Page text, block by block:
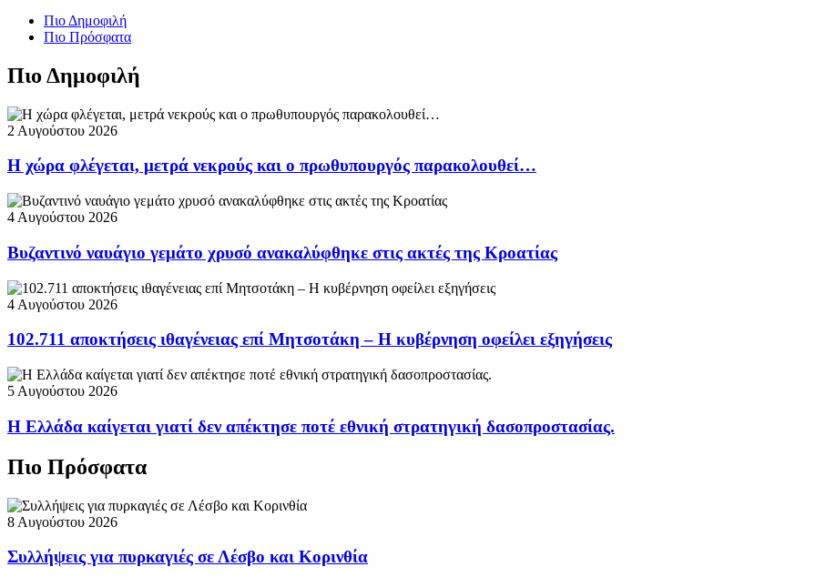
Πιο Δημοφιλή
Πιο Πρόσφατα
Πιο Δημοφιλή
2 Αυγούστου 2026
Η χώρα φλέγεται, μετρά νεκρούς και ο πρωθυπουργός παρακολουθεί…
4 Αυγούστου 2026
Βυζαντινό ναυάγιο γεμάτο χρυσό ανακαλύφθηκε στις ακτές της Κροατίας
4 Αυγούστου 2026
102.711 αποκτήσεις ιθαγένειας επί Μητσοτάκη – Η κυβέρνηση οφείλει εξηγήσεις
5 Αυγούστου 2026
Η Ελλάδα καίγεται γιατί δεν απέκτησε ποτέ εθνική στρατηγική δασοπροστασίας.
Πιο Πρόσφατα
8 Αυγούστου 2026
Συλλήψεις για πυρκαγιές σε Λέσβο και Κορινθία